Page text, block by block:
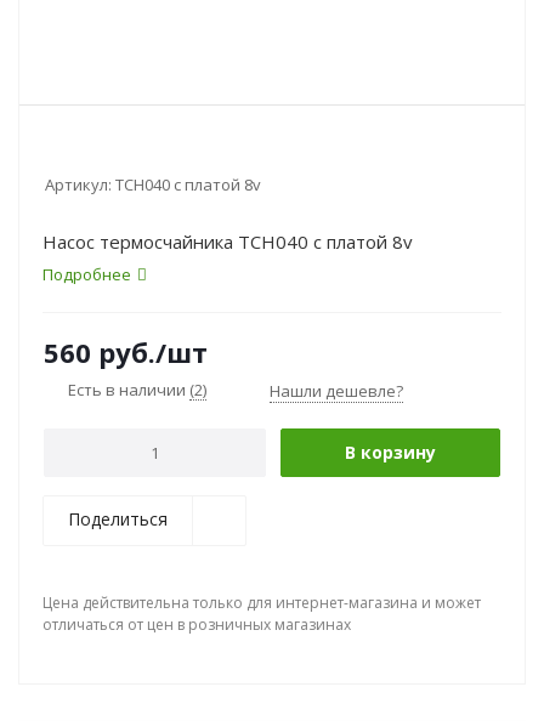
Артикул: TCH040 c платой 8v
Насос термосчайника TCH040 c платой 8v
Подробнее
560 руб./шт
Есть в наличии (2) Нашли дешевле?
В корзину
Поделиться
Цена действительна только для интернет-магазина и может
отличаться от цен в розничных магазинах